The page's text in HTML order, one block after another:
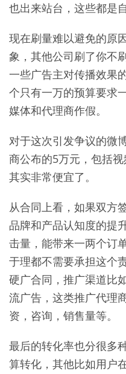
也出来站台，这些都是
现在刷量难以避免的原
象，其他公司刷了你不
一些广告主对传播效果
个只有一万的预算要求
媒体和代理商作假。
对于这次引发争议的微
商公布的5万元，包括
其实非常便宜了。
从合同上看，如果双方
品牌和产品认知度的提
击量，能带来一两个订
于理都不需要承担这个
硬广合同，推广渠道比
流广告，这类推广代理
资，咨询，销售量等。
最后的转化率也分很多
算转化，其他比如用户